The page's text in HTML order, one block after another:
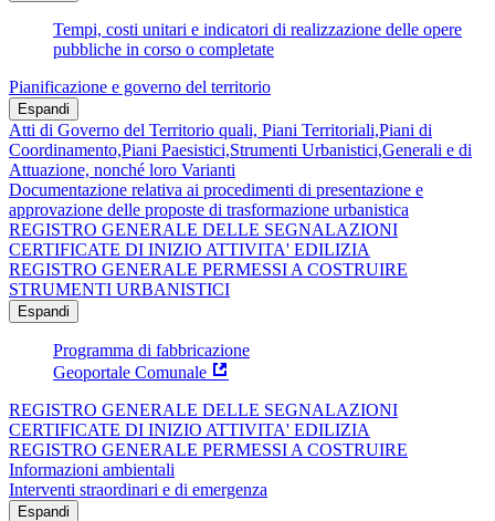
Tempi, costi unitari e indicatori di realizzazione delle opere
pubbliche in corso o completate
Pianificazione e governo del territorio
Espandi
Atti di Governo del Territorio quali, Piani Territoriali,Piani di
Coordinamento,Piani Paesistici,Strumenti Urbanistici,Generali e di
Attuazione, nonché loro Varianti
Documentazione relativa ai procedimenti di presentazione e
approvazione delle proposte di trasformazione urbanistica
REGISTRO GENERALE DELLE SEGNALAZIONI
CERTIFICATE DI INIZIO ATTIVITA' EDILIZIA
REGISTRO GENERALE PERMESSI A COSTRUIRE
STRUMENTI URBANISTICI
Espandi
Programma di fabbricazione
Geoportale Comunale
REGISTRO GENERALE DELLE SEGNALAZIONI
CERTIFICATE DI INIZIO ATTIVITA' EDILIZIA
REGISTRO GENERALE PERMESSI A COSTRUIRE
Informazioni ambientali
Interventi straordinari e di emergenza
Espandi